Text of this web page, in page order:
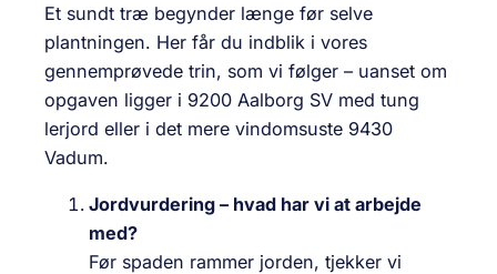
Et sundt træ begynder længe før selve
plantningen. Her får du indblik i vores
gennemprøvede trin, som vi følger – uanset om
opgaven ligger i 9200 Aalborg SV med tung
lerjord eller i det mere vindomsuste 9430
Vadum.
Jordvurdering – hvad har vi at arbejde
med?
Før spaden rammer jorden, tjekker vi